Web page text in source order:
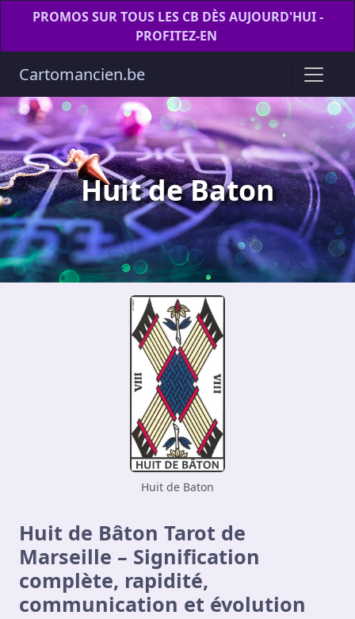
PROMOS SUR TOUS LES CB DÈS AUJOURD'HUI -
PROFITEZ-EN
Cartomancien.be
Huit de Baton
Huit de Baton
Huit de Bâton Tarot de
Marseille – Signification
complète, rapidité,
communication et évolution